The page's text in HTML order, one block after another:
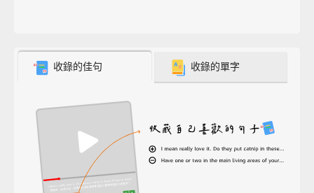
收錄的佳句 收錄的單字